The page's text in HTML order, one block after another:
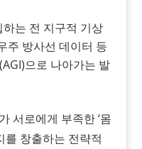
는 전 지구적 기상
주 방사선 데이터 등
으로 나아가는 발
서로에게 부족한 ‘몸
를 창출하는 전략적